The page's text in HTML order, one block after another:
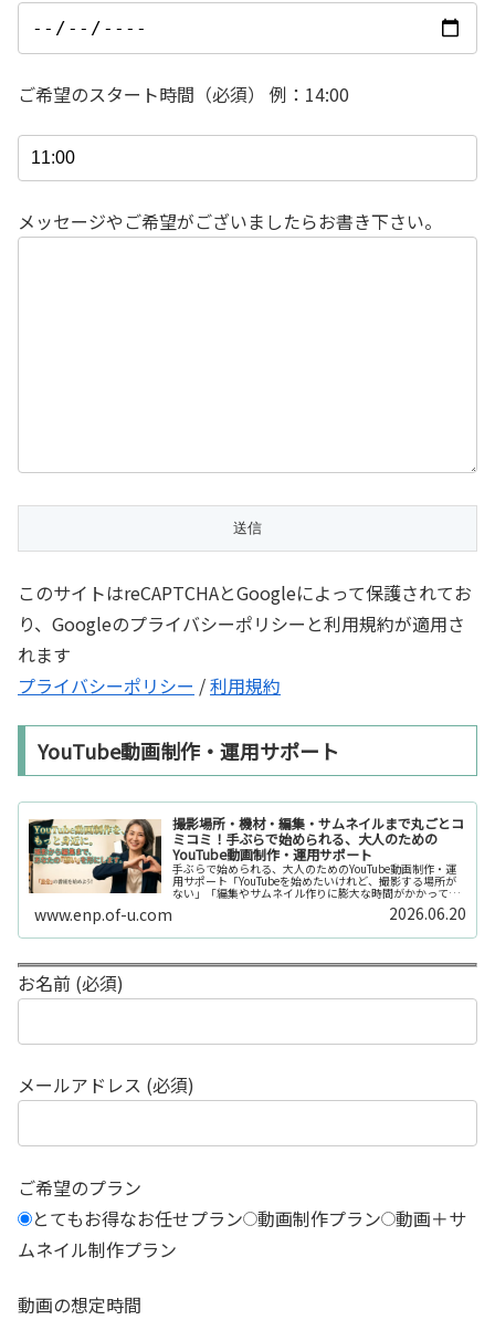
ご希望のスタート時間（必須） 例：14:00
メッセージやご希望がございましたらお書き下さい。
このサイトはreCAPTCHAとGoogleによって保護されてお
り、Googleのプライバシーポリシーと利用規約が適用さ
れます
プライバシーポリシー /利用規約
YouTube動画制作・運用サポート
撮影場所・機材・編集・サムネイルまで丸ごとコ
ミコミ！手ぶらで始められる、大人のための
YouTube動画制作・運用サポート
手ぶらで始められる、大人のためのYouTube動画制作・運
用サポート「YouTubeを始めたいけれど、撮影する場所が
ない」「編集やサムネイル作りに膨大な時間がかかって長
続きしない」「機材を揃えるだけで何万円もかかってしま
www.enp.of-u.com 2026.06.20
お名前 (必須)
メールアドレス (必須)
ご希望のプラン
とてもお得なお任せプラン 動画制作プラン 動画＋サ
ムネイル制作プラン
動画の想定時間